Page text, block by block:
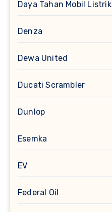
Daya Tahan Mobil Listrik
Denza
Dewa United
Ducati Scrambler
Dunlop
Esemka
EV
Federal Oil